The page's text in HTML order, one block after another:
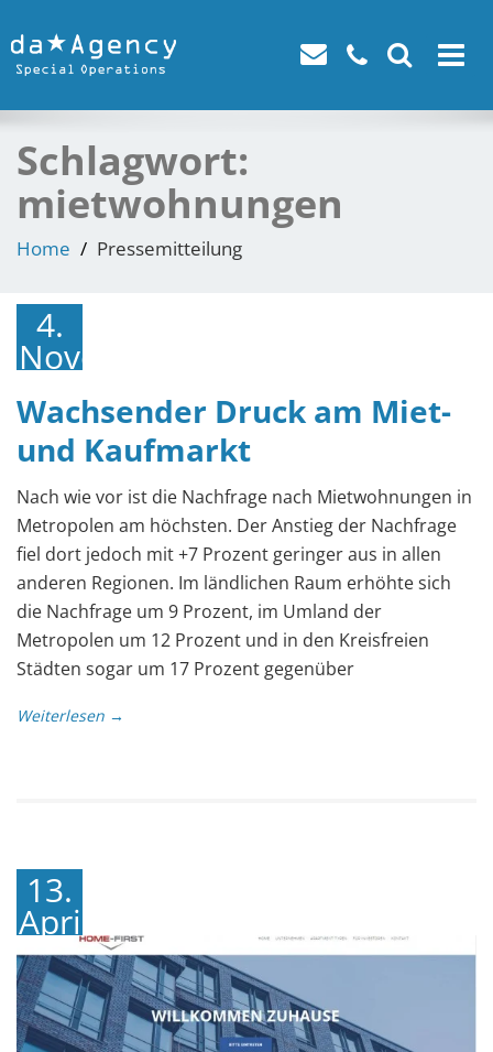
Toggle
Schlagwort:
mietwohnungen
Home Pressemitteilung
4.
November
2024
Wachsender Druck am Miet-
und Kaufmarkt
Nach wie vor ist die Nachfrage nach Mietwohnungen in
Metropolen am höchsten. Der Anstieg der Nachfrage
fiel dort jedoch mit +7 Prozent geringer aus in allen
anderen Regionen. Im ländlichen Raum erhöhte sich
die Nachfrage um 9 Prozent, im Umland der
Metropolen um 12 Prozent und in den Kreisfreien
Städten sogar um 17 Prozent gegenüber
Weiterlesen →
13.
April
2017